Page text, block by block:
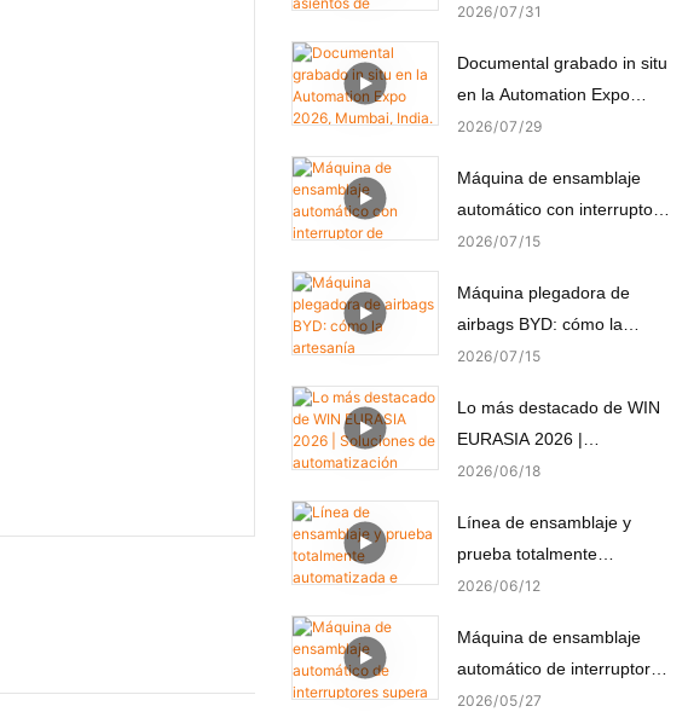
de asientos de automóviles
2026 07 31
Documental grabado in situ
en la Automation Expo
2026, Mumbai, India.
2026 07 29
Máquina de ensamblaje
automático con interruptor
de alimentación, montaje y
2026 07 15
Máquina plegadora de
airbags BYD: cómo la
artesanía automatizada
2026 07 15
Lo más destacado de WIN
EURASIA 2026 |
Soluciones de
personalizadas para
electrónica, automoción,
medicina y motores
2026 06 18
Línea de ensamblaje y
prueba totalmente
automatizada e integrada
(componentes no estándar)
2026 06 12
Máquina de ensamblaje
automático de interruptores
supera con éxito la prueba
2026 05 27